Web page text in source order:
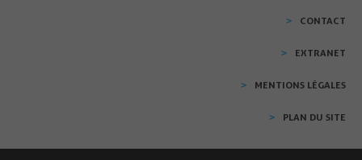
CONTACT
EXTRANET
MENTIONS LÉGALES
PLAN DU SITE